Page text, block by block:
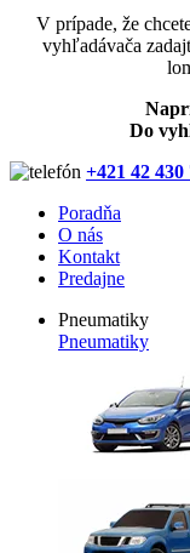
V prípade, že
vyhľadávača
Do
+421 42
Poradňa
O nás
Kontakt
Predajne
Pneumatiky
Pneumatiky